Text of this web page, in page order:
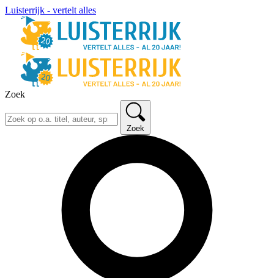
Luisterrijk - vertelt alles
Zoek
Zoek